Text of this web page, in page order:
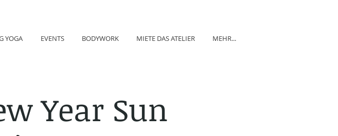
YOGA EVENTS BODYWORK MIETE DAS ATELIER MEHR...
Year Sun